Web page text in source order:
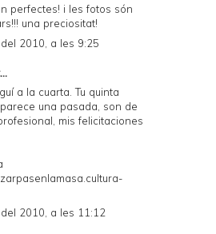
perfectes! i les fotos són
una preciositat!
2010, a les 9:25
a la cuarta. Tu quinta
una pasada, son de
mis felicitaciones
2010, a les 11:12